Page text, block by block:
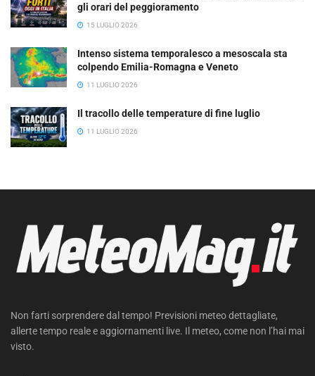
gli orari del peggioramento
15 LUGLIO 2026
Intenso sistema temporalesco a mesoscala sta
colpendo Emilia-Romagna e Veneto
11 LUGLIO 2026
Il tracollo delle temperature di fine luglio
11 LUGLIO 2026
Non farti sorprendere dal tempo! Previsioni meteo dettagliate,
allerte tempo reale e aggiornamenti live. Il meteo, come non l’hai mai
visto.